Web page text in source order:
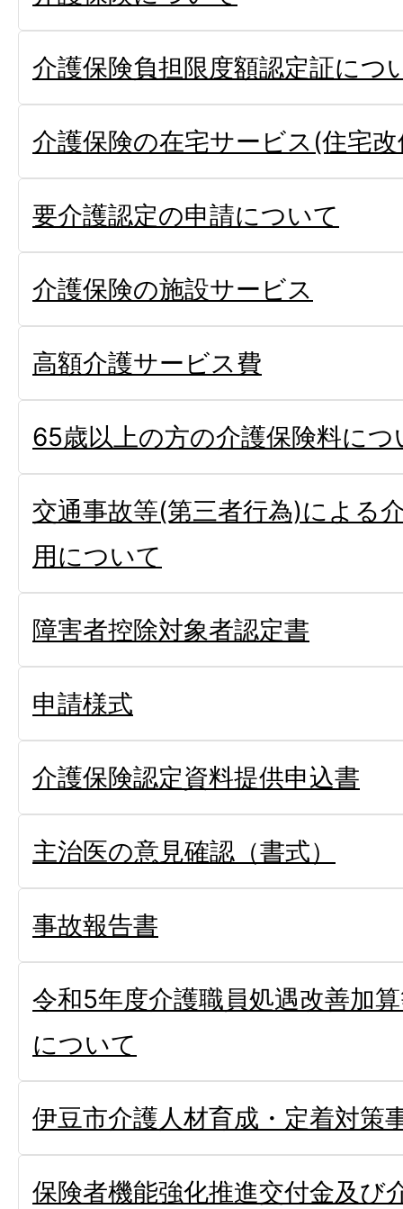
介護保険負担限度額認定証につ
介護保険の在宅サービス(住宅
要介護認定の申請について
介護保険の施設サービス
高額介護サービス費
65歳以上の方の介護保険料につ
交通事故等(第三者行為)による
用について
障害者控除対象者認定書
申請様式
介護保険認定資料提供申込書
主治医の意見確認（書式）
事故報告書
令和5年度介護職員処遇改善加
について
伊豆市介護人材育成・定着対策
保険者機能強化推進交付金及び